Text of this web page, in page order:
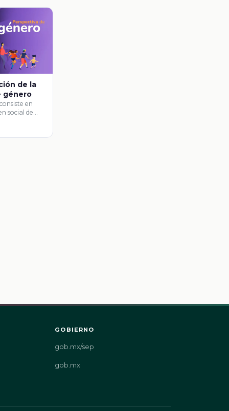
de la
género
en
social de
…
GOBIERNO
gob.mx/sep
gob.mx